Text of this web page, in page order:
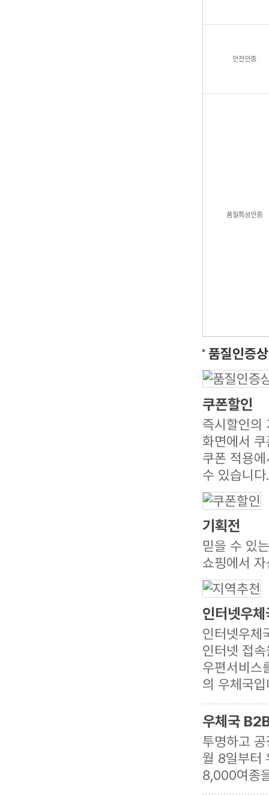
안전인증
품질특성인증
품질인증
쿠폰할인
즉시할인의
화면에서
쿠폰 적용
수 있습니다.
기획전
믿을 수 있
쇼핑에서
인터넷우체
인터넷우
인터넷 접
우편서비스
의 우체국
우체국
투명하고
월 8일부터
8,000여종